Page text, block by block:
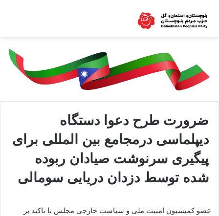
ضرورت طرح دعوا دستگاه
دیپلماسی درمجامع بین المللی برای
پیگیری سرنوشت صیادان ربوده
شده توسط دزدان دریایی سومالی
عضو کمیسیون امنیت ملی و سیاست خارجی مجلس با تاکید بر